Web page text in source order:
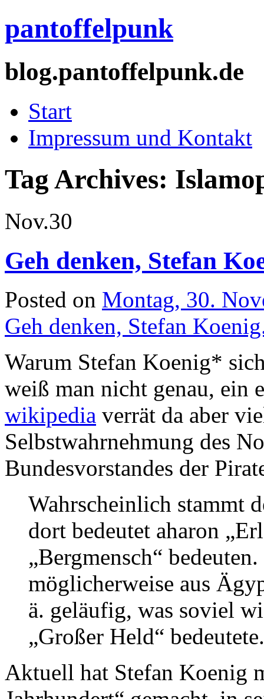
pantoffelpunk
blog.pantoffelpunk.de
Start
Impressum und Kontakt
Tag Archives:
Nov.30
Geh denken, Stefan
Posted on Montag, 30.
Geh denken, Stefan
Warum Stefan Koenig*
weiß man nicht genau,
wikipedia verrät da aber
Selbstwahrnehmung des
Bundesvorstandes der
Wahrscheinlich stammt
dort bedeutet aharon
„Bergmensch“
möglicherweise aus
ä. geläufig, was soviel
„Großer Held“ bedeutete.
Aktuell hat Stefan Koenig